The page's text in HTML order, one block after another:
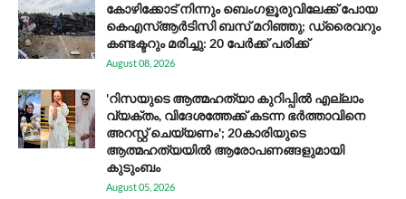
കോഴിക്കോട് നിന്നും ബെംഗളൂരുവിലേക്ക് പോയ
കെഎസ്ആര്‍ടിസി ബസ് മറിഞ്ഞു; ഡ്രൈവറും
കണ്ടക്ടറും മരിച്ചു: 20 പേര്‍ക്ക് പരിക്ക്
August 08, 2026
'റിസയുടെ ആത്മഹത്യാ കുറിപ്പിൽ എല്ലാം
വ്യക്തം, വിദേശത്തേക്ക് കടന്ന ഭർത്താവിനെ
അറസ്റ്റ് ചെയ്യണം'; 20കാരിയുടെ
ആത്മഹത്യയിൽ ആരോപണങ്ങളുമായി
കുടുംബം
August 05, 2026